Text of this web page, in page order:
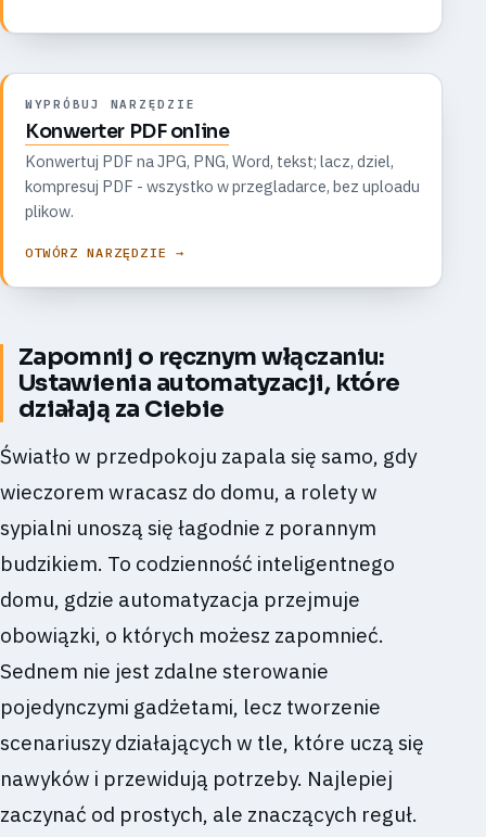
integracja z kamerami dla
WYPRÓBUJ NARZĘDZIE
Konwerter PDF online
Konwertuj PDF na JPG, PNG, Word, tekst; lacz, dziel,
kompresuj PDF - wszystko w przegladarce, bez uploadu
plikow.
OTWÓRZ NARZĘDZIE →
Zapomnij o ręcznym włączaniu:
Ustawienia automatyzacji, które
działają za Ciebie
Światło w przedpokoju zapala się samo, gdy
wieczorem wracasz do domu, a rolety w
sypialni unoszą się łagodnie z porannym
budzikiem. To codzienność inteligentnego
domu, gdzie automatyzacja przejmuje
obowiązki, o których możesz zapomnieć.
Sednem nie jest zdalne sterowanie
pojedynczymi gadżetami, lecz tworzenie
scenariuszy działających w tle, które uczą się
nawyków i przewidują potrzeby. Najlepiej
zaczynać od prostych, ale znaczących reguł.